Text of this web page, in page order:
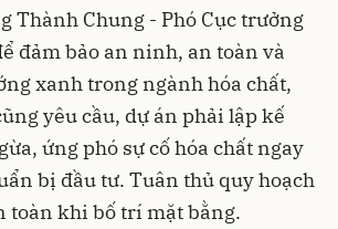
Thành Chung - Phó Cục trưởng
đảm bảo an ninh, an toàn và
xanh trong ngành hóa chất,
yêu cầu, dự án phải lập kế
ứng phó sự cố hóa chất ngay
bị đầu tư. Tuân thủ quy hoạch
toàn khi bố trí mặt bằng.